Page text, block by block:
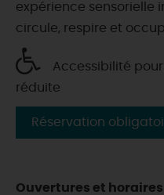
expérience sensorielle
circule, respire et
Accessibilité
réduite
Réservation
Ouvertures et horaires